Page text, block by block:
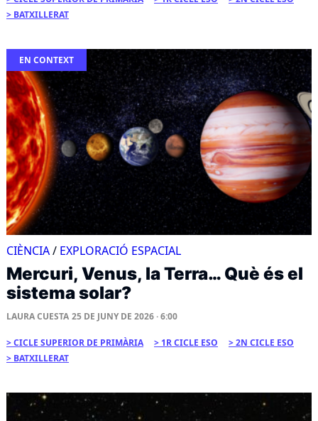
BATXILLERAT
EN CONTEXT
CIÈNCIA/ EXPLORACIÓ ESPACIAL
Mercuri, Venus, la Terra… Què és el
sistema solar?
LAURA CUESTA 25 DE JUNY DE 2026 · 6:00
CICLE SUPERIOR DE PRIMÀRIA 1R CICLE ESO
2N CICLE ESO
BATXILLERAT